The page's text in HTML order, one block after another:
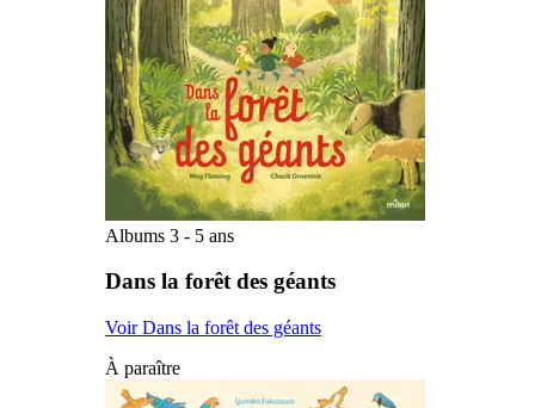
Albums 3 - 5 ans
Dans la forêt des géants
Voir Dans la forêt des géants
À paraître